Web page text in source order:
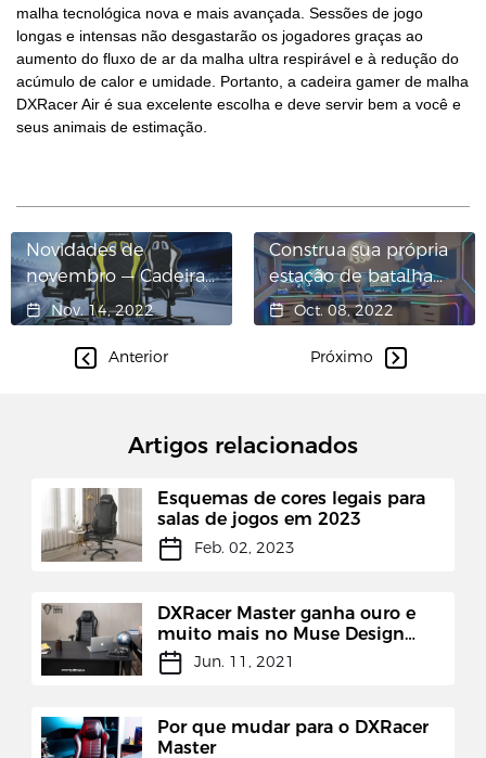
malha tecnológica nova e mais avançada. Sessões de jogo
longas e intensas não desgastarão os jogadores graças ao
aumento do fluxo de ar da malha ultra respirável e à redução do
acúmulo de calor e umidade. Portanto, a cadeira gamer de malha
DXRacer Air é sua excelente escolha e deve servir bem a você e
seus animais de estimação.
Anterior
Novidades de
novembro — Cadeira
Gaming Formula
Series
Nov. 14, 2022
Construa sua própria
estação de batalha
com tema Cyberpunk
Oct. 08, 2022
Próximo
Artigos relacionados
Esquemas de cores legais para
salas de jogos em 2023
Feb. 02, 2023
DXRacer Master ganha ouro e
muito mais no Muse Design
AwardsJun. 11, 2021
Por que mudar para o DXRacer
Master